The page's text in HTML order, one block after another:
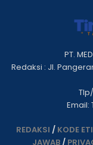
PT.
Redaksi : Jl.
Email:
REDAKSI / KODE
JAWAB/